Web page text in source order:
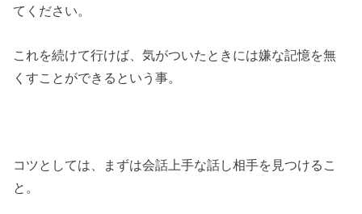
てください。
これを続けて行けば、気がついたときには嫌な記憶を無
くすことができるという事。
コツとしては、まずは会話上手な話し相手を見つけるこ
と。